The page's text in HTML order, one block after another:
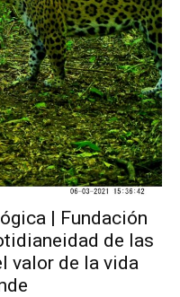
| Fundación
de las
valor de la vida